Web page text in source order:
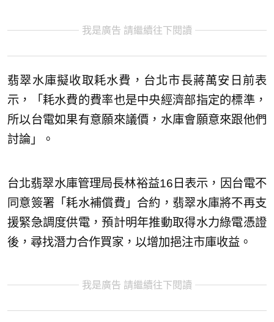
我是廣告 請繼續往下閱讀
翡翠水庫擬收取耗水費，台北市長蔣萬安日前表
示，「耗水費的費率也是中央經濟部指定的標準，
所以台電如果有意願來議價，水庫會願意來跟他們
討論」。
台北翡翠水庫管理局長林裕益16日表示，因台電不
同意簽署「耗水補償費」合約，翡翠水庫將不再支
援緊急調度供電，預計明年推動取得水力綠電憑證
後，尋找潛力合作買家，以增加挹注市庫收益。
我是廣告 請繼續往下閱讀